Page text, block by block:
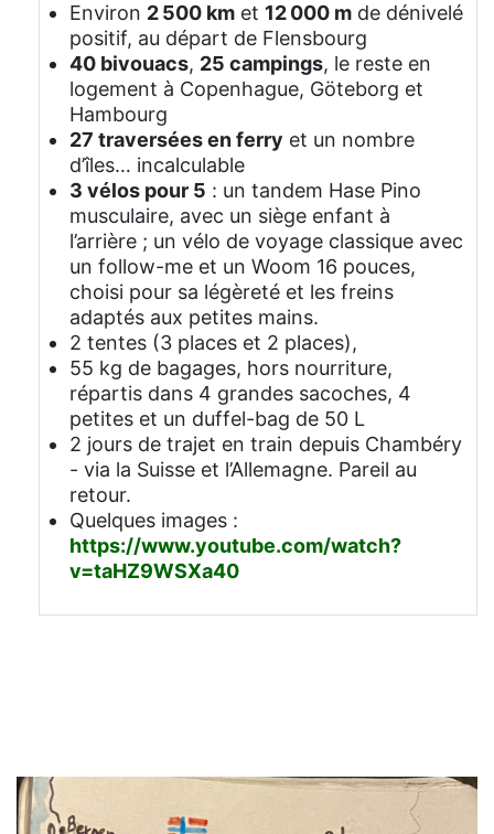
Environ 2 500 km et 12 000 m de dénivelé
positif, au départ de Flensbourg
40 bivouacs, 25 campings, le reste en
logement à Copenhague, Göteborg et
Hambourg
27 traversées en ferry et un nombre
d’îles… incalculable
3 vélos pour 5 : un tandem Hase Pino
musculaire, avec un siège enfant à
l’arrière ; un vélo de voyage classique avec
un follow-me et un Woom 16 pouces,
choisi pour sa légèreté et les freins
adaptés aux petites mains.
2 tentes (3 places et 2 places),
55 kg de bagages, hors nourriture,
répartis dans 4 grandes sacoches, 4
petites et un duffel-bag de 50 L
2 jours de trajet en train depuis Chambéry
- via la Suisse et l’Allemagne. Pareil au
retour.
Quelques images :
https://www.youtube.com/watch?
v=taHZ9WSXa40